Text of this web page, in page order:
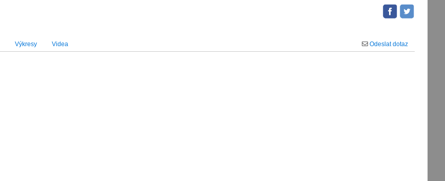
Výkresy Videa Odeslat dotaz